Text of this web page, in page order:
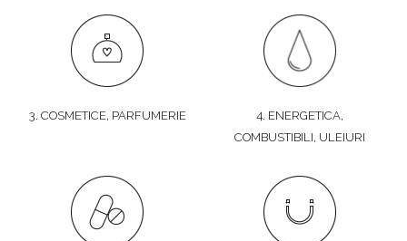
3. COSMETICE, PARFUMERIE
4. ENERGETICA,
COMBUSTIBILI, ULEIURI